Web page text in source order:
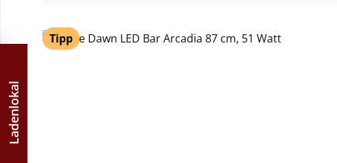
Tipp
Ladenlokal